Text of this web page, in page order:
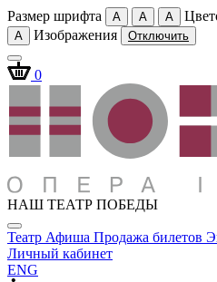
Размер шрифта A A A
A
Изображения Отключить
0
НАШ ТЕАТР ПОБЕДЫ
Театр Афиша Продажа билетов
Личный кабинет
ENG